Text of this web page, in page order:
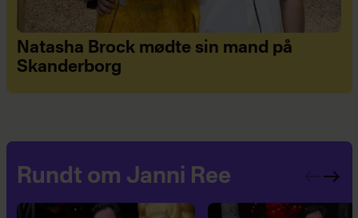
Natasha Brock mødte sin mand på
Skanderborg
Rundt om Janni Ree